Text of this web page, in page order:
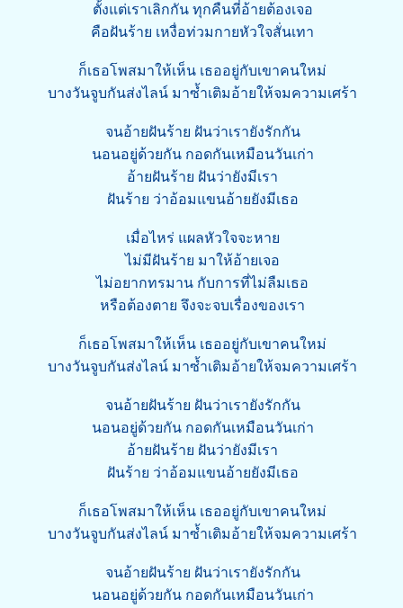
ตั้งแต่เราเลิกกัน ทุกคืนที่อ้ายต้องเจอ
คือฝันร้าย เหงื่อท่วมกายหัวใจสั่นเทา
ก็เธอโพสมาให้เห็น เธออยู่กับเขาคนใหม่
บางวันจูบกันส่งไลน์ มาซ้ำเติมอ้ายให้จมความเศร้า
จนอ้ายฝันร้าย ฝันว่าเรายังรักกัน
นอนอยู่ด้วยกัน กอดกันเหมือนวันเก่า
อ้ายฝันร้าย ฝันว่ายังมีเรา
ฝันร้าย ว่าอ้อมแขนอ้ายยังมีเธอ
เมื่อไหร่ แผลหัวใจจะหาย
ไม่มีฝันร้าย มาให้อ้ายเจอ
ไม่อยากทรมาน กับการที่ไม่ลืมเธอ
หรือต้องตาย จึงจะจบเรื่องของเรา
ก็เธอโพสมาให้เห็น เธออยู่กับเขาคนใหม่
บางวันจูบกันส่งไลน์ มาซ้ำเติมอ้ายให้จมความเศร้า
จนอ้ายฝันร้าย ฝันว่าเรายังรักกัน
นอนอยู่ด้วยกัน กอดกันเหมือนวันเก่า
อ้ายฝันร้าย ฝันว่ายังมีเรา
ฝันร้าย ว่าอ้อมแขนอ้ายยังมีเธอ
ก็เธอโพสมาให้เห็น เธออยู่กับเขาคนใหม่
บางวันจูบกันส่งไลน์ มาซ้ำเติมอ้ายให้จมความเศร้า
จนอ้ายฝันร้าย ฝันว่าเรายังรักกัน
นอนอยู่ด้วยกัน กอดกันเหมือนวันเก่า